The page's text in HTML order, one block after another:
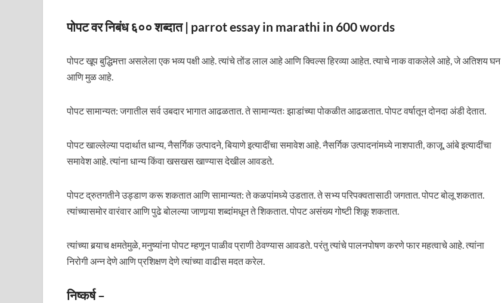
पोपट वर निबंध ६०० शब्दात | parrot essay in marathi in 600 words
पोपट खूप बुद्धिमत्ता असलेला एक भव्य पक्षी आहे. त्यांचे तोंड लाल आहे आणि क्विल्स हिरव्या आहेत. त्याचे नाक वाकलेले आहे, जे अतिशय घन
आणि मुळ आहे.
पोपट सामान्यत: जगातील सर्व उबदार भागात आढळतात. ते सामान्यतः झाडांच्या पोकळीत आढळतात. पोपट वर्षातून दोनदा अंडी देतात.
पोपट खाल्लेल्या पदार्थात धान्य, नैसर्गिक उत्पादने, बियाणे इत्यादींचा समावेश आहे. नैसर्गिक उत्पादनांमध्ये नाशपाती, काजू, आंबे इत्यादींचा
समावेश आहे. त्यांना धान्य किंवा खसखस खाण्यास देखील आवडते.
पोपट द्रुतगतीने उड्डाण करू शकतात आणि सामान्यत: ते कळपांमध्ये उडतात. ते सभ्य परिपक्वतासाठी जगतात. पोपट बोलू शकतात.
त्यांच्यासमोर वारंवार आणि पुढे बोलल्या जाणार्‍या शब्दांमधून ते शिकतात. पोपट असंख्य गोष्टी शिकू शकतात.
त्यांच्या बर्‍याच क्षमतेमुळे, मनुष्यांना पोपट म्हणून पाळीव प्राणी ठेवण्यास आवडते. परंतु त्यांचे पालनपोषण करणे फार महत्वाचे आहे. त्यांना
निरोगी अन्न देणे आणि प्रशिक्षण देणे त्यांच्या वाढीस मदत करेल.
निष्कर्ष –